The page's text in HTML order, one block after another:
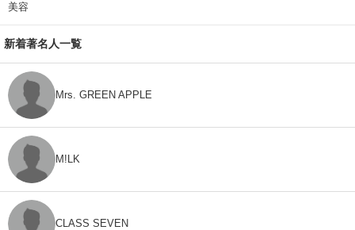
美容
新着著名人一覧
Mrs. GREEN APPLE
M!LK
CLASS SEVEN